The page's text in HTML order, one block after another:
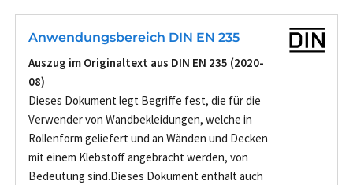
Anwendungsbereich DIN EN 235
Auszug im Originaltext aus DIN EN 235 (2020-
08)
Dieses Dokument legt Begriffe fest, die für die
Verwender von Wandbekleidungen, welche in
Rollenform geliefert und an Wänden und Decken
mit einem Klebstoff angebracht werden, von
Bedeutung sind.Dieses Dokument enthält auch